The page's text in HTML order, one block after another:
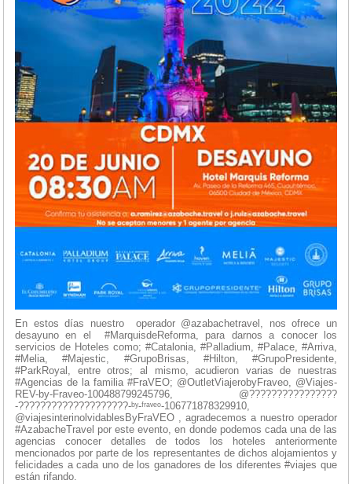
En estos días nuestro operador @azabachetravel, nos ofrece un
desayuno en el #MarquisdeReforma, para darnos a conocer los
servicios de Hoteles como; #Catalonia, #Palladium, #Palace, #Arriva,
#Melia, #Majestic, #GrupoBrisas, #Hilton, #GrupoPresidente,
#ParkRoyal, entre otros; al mismo, acudieron varias de nuestras
#Agencias de la familia #FraVEO; @OutletViajerobyFraveo, @Viajes-
REV-by-Fraveo-100488799245796, @????????????????
-????????????????????-ᵇʸ-ᶠʳᵃᵛᵉᵒ-106771878329910,
@viajesinterinolvidablesByFraVEO , agradecemos a nuestro operador
#AzabacheTravel por este evento, en donde podemos cada una de las
agencias conocer detalles de todos los hoteles anteriormente
mencionados por parte de los representantes de dichos alojamientos y
felicidades a cada uno de los ganadores de los diferentes #viajes que
están rifando.